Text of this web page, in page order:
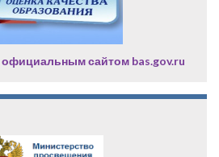
официальным сайтом bas.gov.ru